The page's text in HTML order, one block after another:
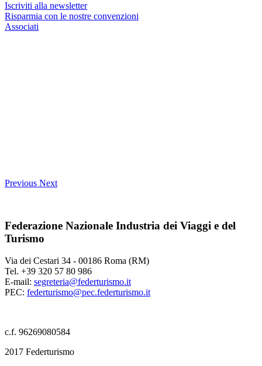
Iscriviti alla newsletter
Risparmia con le nostre convenzioni
Associati
Previous Next
Federazione Nazionale Industria dei Viaggi e del
Turismo
Via dei Cestari 34 - 00186 Roma (RM)
Tel. +39 320 57 80 986
E-mail: segreteria@federturismo.it
PEC: federturismo@pec.federturismo.it
c.f. 96269080584
2017 Federturismo